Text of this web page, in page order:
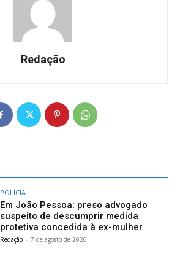
Redação
POLÍCIA
Em João Pessoa: preso advogado
suspeito de descumprir medida
protetiva concedida à ex-mulher
Redação - 7 de agosto de 2026